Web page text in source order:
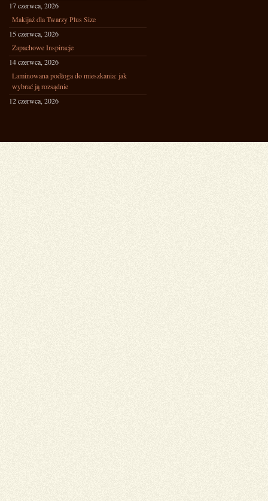
17 czerwca, 2026
Makijaż dla Twarzy Plus Size
15 czerwca, 2026
Zapachowe Inspiracje
14 czerwca, 2026
Laminowana podłoga do mieszkania: jak
wybrać ją rozsądnie
12 czerwca, 2026